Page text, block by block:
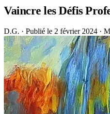
Vaincre les Défis
D.G. · Publié le 2 février 2024 ·